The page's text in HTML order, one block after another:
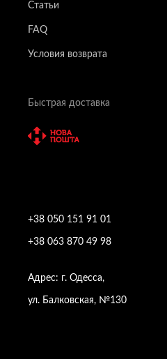
+38 050 151 91 01
+38 063 870 49 98
Адрес: г. Одесса,
ул. Балковская, №130
Статьи
FAQ
Условия возврата
Быстрая доставка